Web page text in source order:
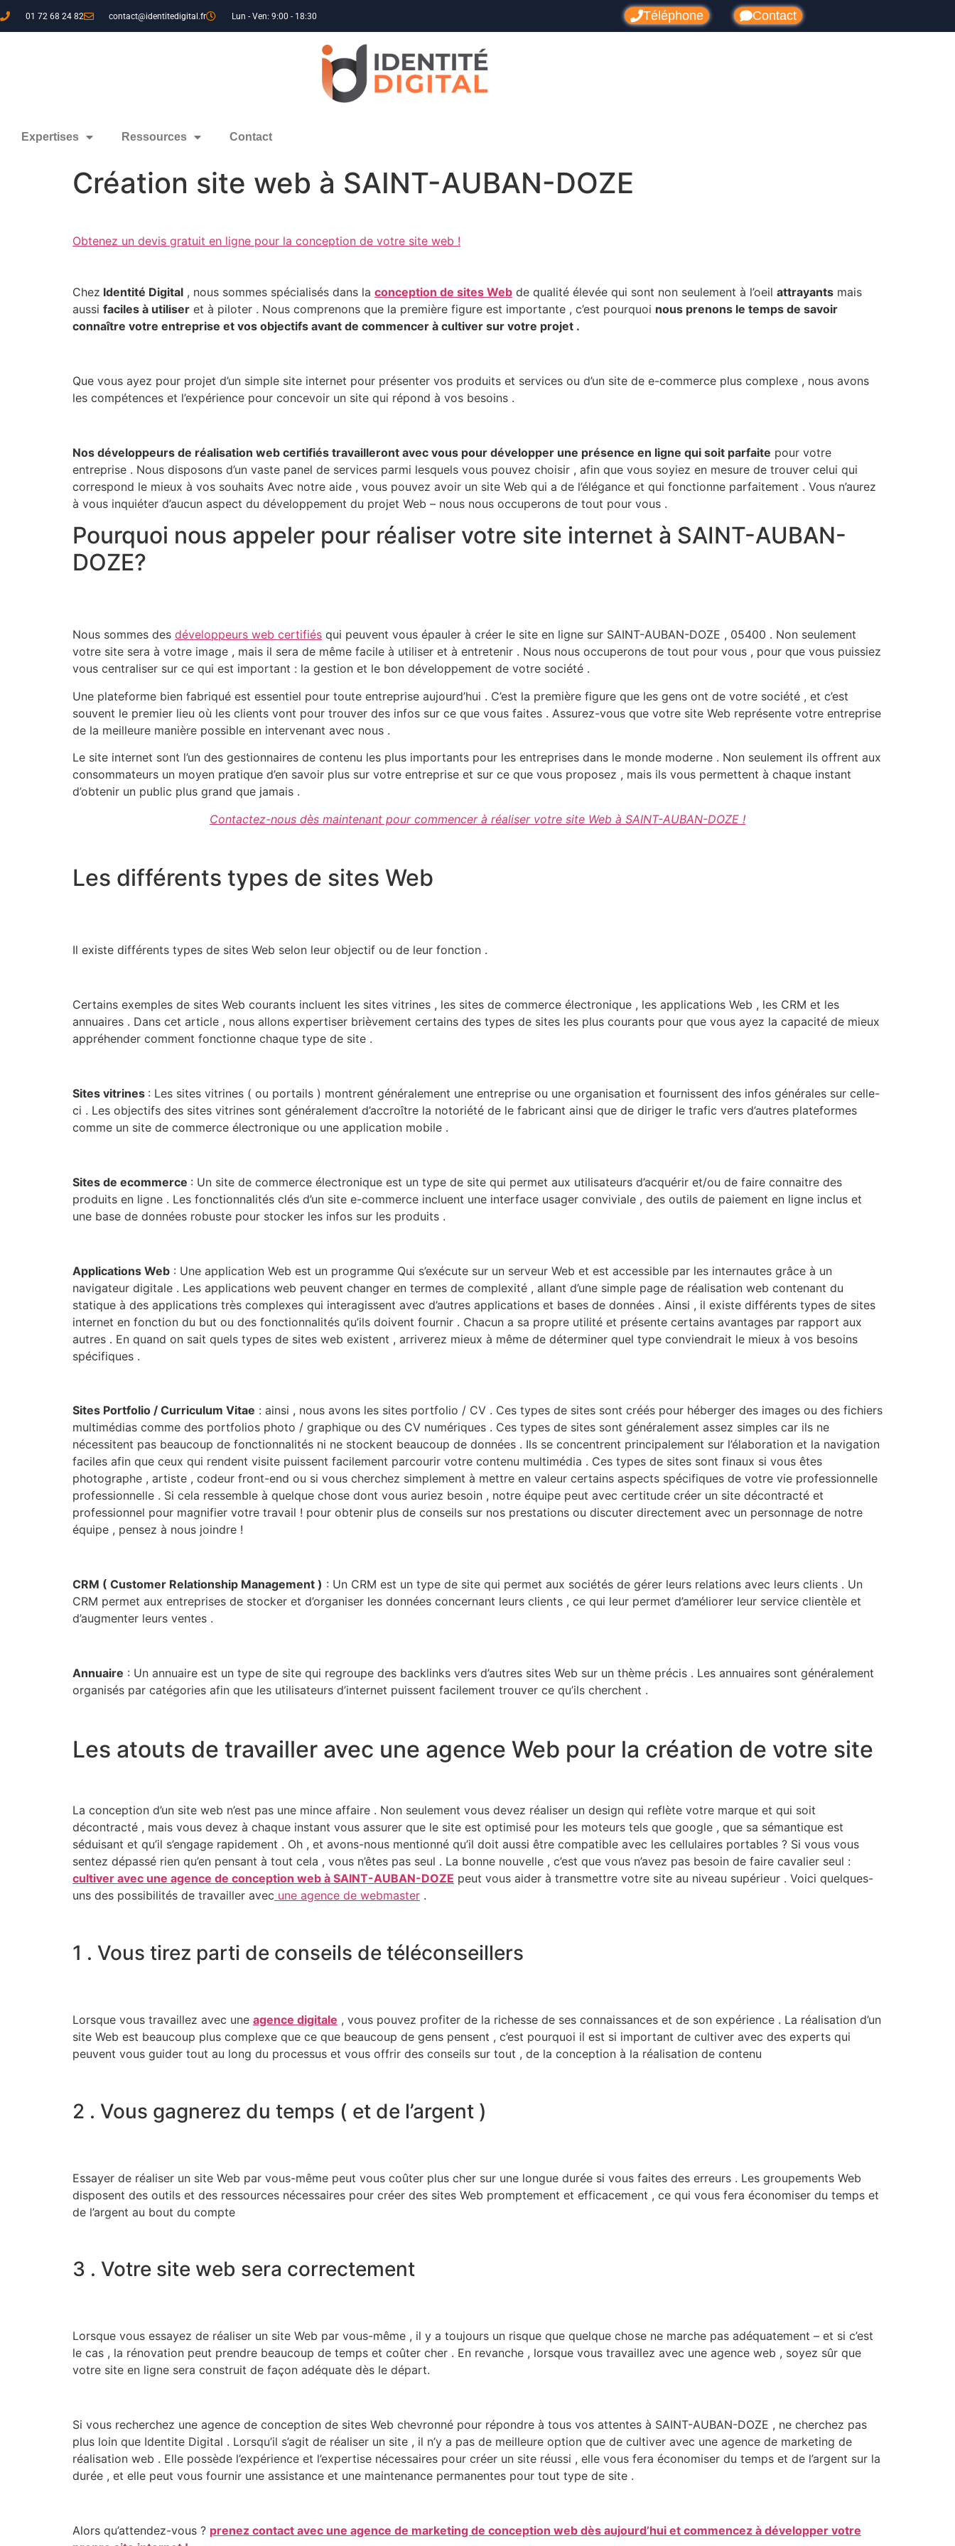
01 72 68 24 82 contact@identitedigital.fr Lun - Ven: 9:00 - 18:30 Téléphone Contact
Expertises Ressources Contact
Création site web à SAINT-AUBAN-DOZE
Obtenez un devis gratuit en ligne pour la conception de votre site web !
Chez Identité Digital , nous sommes spécialisés dans la conception de sites Web de qualité élevée qui sont non seulement à l’oeil attrayants mais
aussi faciles à utiliser et à piloter . Nous comprenons que la première figure est importante , c’est pourquoi nous prenons le temps de savoir
connaître votre entreprise et vos objectifs avant de commencer à cultiver sur votre projet .
Que vous ayez pour projet d’un simple site internet pour présenter vos produits et services ou d’un site de e-commerce plus complexe , nous avons
les compétences et l’expérience pour concevoir un site qui répond à vos besoins .
Nos développeurs de réalisation web certifiés travailleront avec vous pour développer une présence en ligne qui soit parfaite pour votre
entreprise . Nous disposons d’un vaste panel de services parmi lesquels vous pouvez choisir , afin que vous soyiez en mesure de trouver celui qui
correspond le mieux à vos souhaits Avec notre aide , vous pouvez avoir un site Web qui a de l’élégance et qui fonctionne parfaitement . Vous n’aurez
à vous inquiéter d’aucun aspect du développement du projet Web – nous nous occuperons de tout pour vous .​
Pourquoi nous appeler pour réaliser votre site internet à SAINT-AUBAN-
DOZE?
Nous sommes des développeurs web certifiés qui peuvent vous épauler à créer le site en ligne sur SAINT-AUBAN-DOZE , 05400 . Non seulement
votre site sera à votre image , mais il sera de même facile à utiliser et à entretenir . Nous nous occuperons de tout pour vous , pour que vous puissiez
vous centraliser sur ce qui est important : la gestion et le bon développement de votre société .
Une plateforme bien fabriqué est essentiel pour toute entreprise aujourd’hui . C’est la première figure que les gens ont de votre société , et c’est
souvent le premier lieu où les clients vont pour trouver des infos sur ce que vous faites . Assurez-vous que votre site Web représente votre entreprise
de la meilleure manière possible en intervenant avec nous .
Le site internet sont l’un des gestionnaires de contenu les plus importants pour les entreprises dans le monde moderne . Non seulement ils offrent aux
consommateurs un moyen pratique d’en savoir plus sur votre entreprise et sur ce que vous proposez , mais ils vous permettent à chaque instant
d’obtenir un public plus grand que jamais .
Contactez-nous dès maintenant pour commencer à réaliser votre site Web à SAINT-AUBAN-DOZE !
Les différents types de sites Web
Il existe différents types de sites Web selon leur objectif ou de leur fonction .
Certains exemples de sites Web courants incluent les sites vitrines , les sites de commerce électronique , les applications Web , les CRM et les
annuaires . Dans cet article , nous allons expertiser brièvement certains des types de sites les plus courants pour que vous ayez la capacité de mieux
appréhender comment fonctionne chaque type de site .
Sites vitrines : Les sites vitrines ( ou portails ) montrent généralement une entreprise ou une organisation et fournissent des infos générales sur celle-
ci . Les objectifs des sites vitrines sont généralement d’accroître la notoriété de le fabricant ainsi que de diriger le trafic vers d’autres plateformes
comme un site de commerce électronique ou une application mobile .
Sites de ecommerce : Un site de commerce électronique est un type de site qui permet aux utilisateurs d’acquérir et/ou de faire connaitre des
produits en ligne . Les fonctionnalités clés d’un site e-commerce incluent une interface usager conviviale , des outils de paiement en ligne inclus et
une base de données robuste pour stocker les infos sur les produits .
Applications Web : Une application Web est un programme Qui s’exécute sur un serveur Web et est accessible par les internautes grâce à un
navigateur digitale . Les applications web peuvent changer en termes de complexité , allant d’une simple page de réalisation web contenant du
statique à des applications très complexes qui interagissent avec d’autres applications et bases de données . Ainsi , il existe différents types de sites
internet en fonction du but ou des fonctionnalités qu’ils doivent fournir . Chacun a sa propre utilité et présente certains avantages par rapport aux
autres . En quand on sait quels types de sites web existent , arriverez mieux à même de déterminer quel type conviendrait le mieux à vos besoins
spécifiques .
Sites Portfolio / Curriculum Vitae : ainsi , nous avons les sites portfolio / CV . Ces types de sites sont créés pour héberger des images ou des fichiers
multimédias comme des portfolios photo / graphique ou des CV numériques . Ces types de sites sont généralement assez simples car ils ne
nécessitent pas beaucoup de fonctionnalités ni ne stockent beaucoup de données . Ils se concentrent principalement sur l’élaboration et la navigation
faciles afin que ceux qui rendent visite puissent facilement parcourir votre contenu multimédia . Ces types de sites sont finaux si vous êtes
photographe , artiste , codeur front-end ou si vous cherchez simplement à mettre en valeur certains aspects spécifiques de votre vie professionnelle
professionnelle . Si cela ressemble à quelque chose dont vous auriez besoin , notre équipe peut avec certitude créer un site décontracté et
professionnel pour magnifier votre travail ! pour obtenir plus de conseils sur nos prestations ou discuter directement avec un personnage de notre
équipe , pensez à nous joindre !
CRM ( Customer Relationship Management ) : Un CRM est un type de site qui permet aux sociétés de gérer leurs relations avec leurs clients . Un
CRM permet aux entreprises de stocker et d’organiser les données concernant leurs clients , ce qui leur permet d’améliorer leur service clientèle et
d’augmenter leurs ventes .
Annuaire : Un annuaire est un type de site qui regroupe des backlinks vers d’autres sites Web sur un thème précis . Les annuaires sont généralement
organisés par catégories afin que les utilisateurs d’internet puissent facilement trouver ce qu’ils cherchent .
Les atouts de travailler avec une agence Web pour la création de votre site
La conception d’un site web n’est pas une mince affaire . Non seulement vous devez réaliser un design qui reflète votre marque et qui soit
décontracté , mais vous devez à chaque instant vous assurer que le site est optimisé pour les moteurs tels que google , que sa sémantique est
séduisant et qu’il s’engage rapidement . Oh , et avons-nous mentionné qu’il doit aussi être compatible avec les cellulaires portables ? Si vous vous
sentez dépassé rien qu’en pensant à tout cela , vous n’êtes pas seul . La bonne nouvelle , c’est que vous n’avez pas besoin de faire cavalier seul :
cultiver avec une agence de conception web à SAINT-AUBAN-DOZE peut vous aider à transmettre votre site au niveau supérieur . Voici quelques-
uns des possibilités de travailler avec une agence de webmaster .
1 . Vous tirez parti de conseils de téléconseillers
Lorsque vous travaillez avec une agence digitale , vous pouvez profiter de la richesse de ses connaissances et de son expérience . La réalisation d’un
site Web est beaucoup plus complexe que ce que beaucoup de gens pensent , c’est pourquoi il est si important de cultiver avec des experts qui
peuvent vous guider tout au long du processus et vous offrir des conseils sur tout , de la conception à la réalisation de contenu
2 . Vous gagnerez du temps ( et de l’argent )
Essayer de réaliser un site Web par vous-même peut vous coûter plus cher sur une longue durée si vous faites des erreurs . Les groupements Web
disposent des outils et des ressources nécessaires pour créer des sites Web promptement et efficacement , ce qui vous fera économiser du temps et
de l’argent au bout du compte
3 . Votre site web sera correctement
Lorsque vous essayez de réaliser un site Web par vous-même , il y a toujours un risque que quelque chose ne marche pas adéquatement – et si c’est
le cas , la rénovation peut prendre beaucoup de temps et coûter cher . En revanche , lorsque vous travaillez avec une agence web , soyez sûr que
votre site en ligne sera construit de façon adéquate dès le départ.
Si vous recherchez une agence de conception de sites Web chevronné pour répondre à tous vos attentes à SAINT-AUBAN-DOZE , ne cherchez pas
plus loin que Identite Digital . Lorsqu’il s’agit de réaliser un site , il n’y a pas de meilleure option que de cultiver avec une agence de marketing de
réalisation web . Elle possède l’expérience et l’expertise nécessaires pour créer un site réussi , elle vous fera économiser du temps et de l’argent sur la
durée , et elle peut vous fournir une assistance et une maintenance permanentes pour tout type de site .
Alors qu’attendez-vous ? prenez contact avec une agence de marketing de conception web dès aujourd’hui et commencez à développer votre